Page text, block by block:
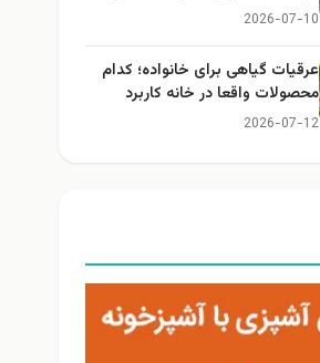
2026-07-10
عرقیات گیاهی برای خانواده؛ کدام
محصولات واقعا در خانه کاربرد
دارند؟
2026-07-12